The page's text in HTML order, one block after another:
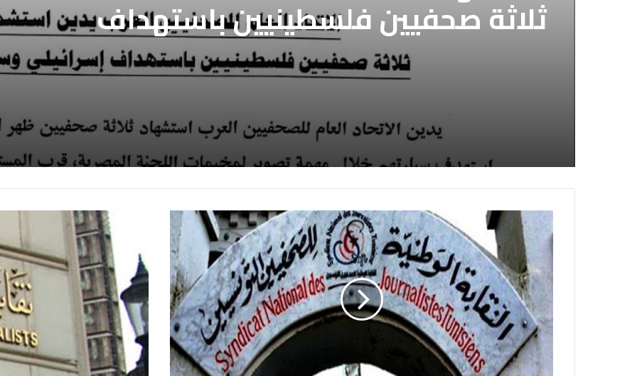
استشهاد
ثلاثة صحفيين فلسطينيين باستهداف
إسرائيلي وسط قطاع غزة
قوات الدعم السريع بالافراج عن
الصحفيين السودانيين المعتقلين
لديها فوراً